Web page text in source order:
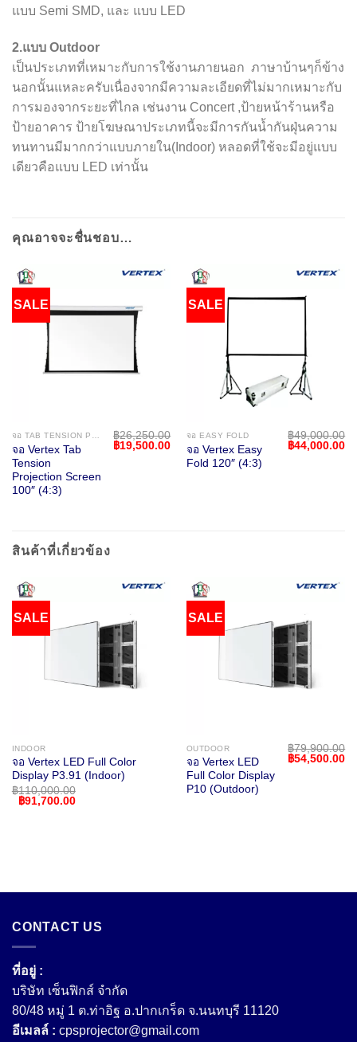
แบบ Semi SMD, และ แบบ LED
2.แบบ Outdoor
เป็นประเภทที่เหมาะกับการใช้งานภายนอก ภาษาบ้านๆก็ข้าง
นอกนั้นแหละครับเนื่องจากมีความละเอียดที่ไม่มากเหมาะกับ
การมองจากระยะที่ไกล เช่นงาน Concert ,ป้ายหน้าร้านหรือ
ป้ายอาคาร ป้ายโฆษณาประเภทนี้จะมีการกันน้ำกันฝุ่นความ
ทนทานมีมากกว่าแบบภายใน(Indoor) หลอดที่ใช้จะมีอยู่แบบ
เดียวคือแบบ LED เท่านั้น
คุณอาจจะชื่นชอบ…
SALE
จอ Vertex Tab
Tension
Projection Screen
100″ (4:3)
฿26,250.00
Original
฿19,500.00Current
price
SALE
จอ EASY FOLD
จอ Vertex Easy
Fold 120″ (4:3)
฿49,000.00
Original
฿44,000.00
สินค้าที่เกี่ยวข้อง
SALE
INDOOR
จอ Vertex LED Full Color
Display P3.91 (Indoor)
฿110,000.00
Original
price
฿91,700.00Current
SALE
OUTDOOR
จอ Vertex LED
Full Color Display
P10 (Outdoor)
฿79,900.00
Original
price
฿54,500.00
CONTACT US
ที่อยู่ :
บริษัท เซ็นฟิกส์ จํากัด
80/48 หมู่ 1 ต.ท่าอิฐ อ.ปากเกร็ด จ.นนทบุรี 11120
อีเมลล์ : cpsprojector@gmail.com